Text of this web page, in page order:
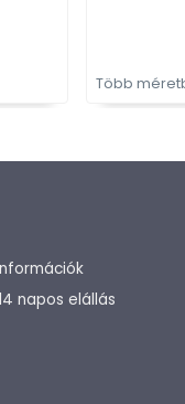
Több
napos elállás